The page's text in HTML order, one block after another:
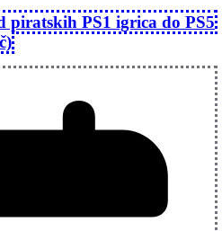
PS1 igrica do PS5